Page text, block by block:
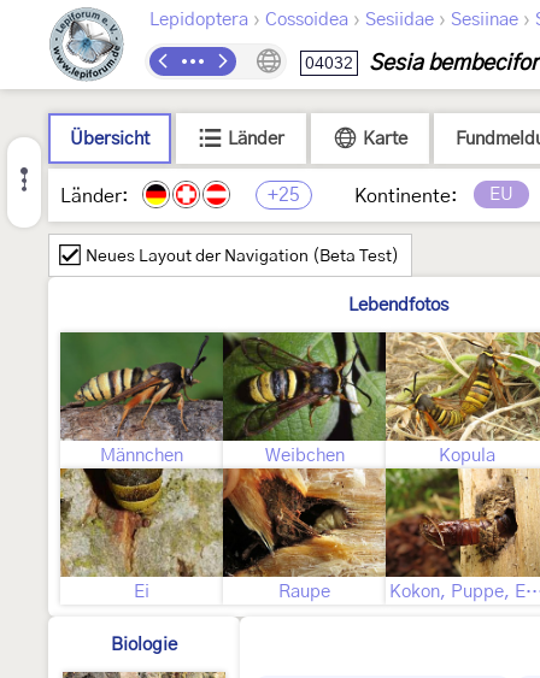
Lepidoptera › Cossoidea › Sesiidae › Sesiinae ›
04032 Sesia
Übersicht Länder Karte
Länder: +25 Kontinente: EU
Neues Layout der Navigation (Beta Test)
Lebendfotos
Männchen Weibchen Kopula
Ei Raupe Kokon,
Biologie